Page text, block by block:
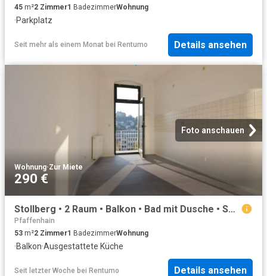
45 m²2 Zimmer1 BadezimmerWohnung
·Parkplatz
Seit mehr als einem Monat bei Rentumo Details ansehen
Foto anschauen
Wohnung·Zur Miete
290 €
Stollberg • 2 Raum • Balkon • Bad mit Dusche • Sonnig • Einbauküche • jetzt anschauen!
Pfaffenhain
53 m²2 Zimmer1 BadezimmerWohnung
·Balkon·Ausgestattete Küche
Seit letzter Woche bei Rentumo Details ansehen